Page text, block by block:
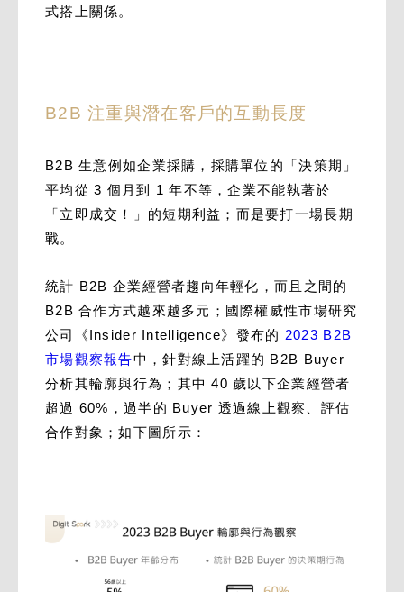
式搭上關係。
B2B 注重與潛在客戶的互動長度
B2B 生意例如企業採購，採購單位的「決策期」
平均從 3 個月到 1 年不等，企業不能執著於
「立即成交！」的短期利益；而是要打一場長期
戰。
統計 B2B 企業經營者趨向年輕化，而且之間的
B2B 合作方式越來越多元；國際權威性市場研究
公司《Insider Intelligence》發布的 2023 B2B
市場觀察報告中，針對線上活躍的 B2B Buyer
分析其輪廓與行為；其中 40 歲以下企業經營者
超過 60%，過半的 Buyer 透過線上觀察、評估
合作對象；如下圖所示：